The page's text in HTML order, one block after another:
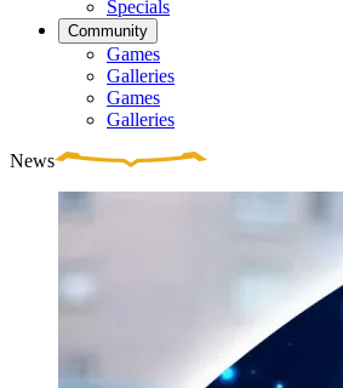
Specials
Community
Games
Galleries
Games
Galleries
News